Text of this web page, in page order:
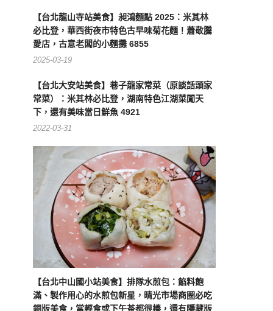
【台北龍山寺站美食】昶鴻麵點 2025：米其林
必比登，華西街夜市特色古早味菊花麵！蕭敬騰
愛店，古意老闆的小麵攤 6855
2025-03-19
【台北大安站美食】巷子龍家常菜（原談話頭家
常菜）：米其林必比登，湖南特色江湖菜闖天
下，還有美味當日鮮魚 4921
2022-03-31
【台北中山國小站美食】排隊水煎包：餡料飽
滿、製作用心的水煎包新星，晴光市場商圈必吃
銅版美食，當輕食或下午茶都很棒，還有隱藏版